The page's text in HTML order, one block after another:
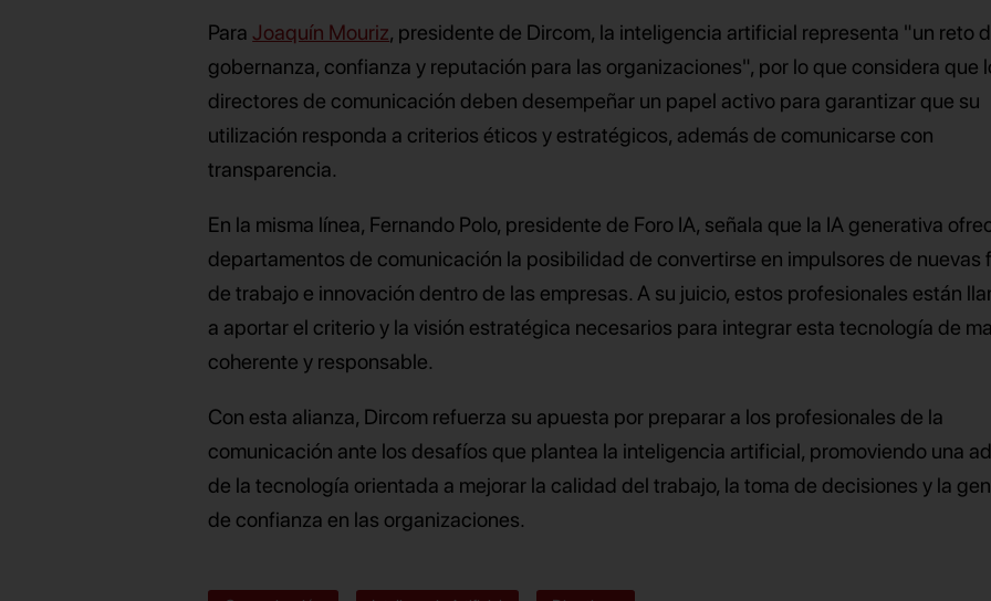
Para Joaquín Mouriz, presidente de Dircom, la inteligencia artificial representa "un reto
gobernanza, confianza y reputación para las organizaciones", por lo que considera que
directores de comunicación deben desempeñar un papel activo para garantizar que su
utilización responda a criterios éticos y estratégicos, además de comunicarse con
transparencia.
En la misma línea, Fernando Polo, presidente de Foro IA, señala que la IA generativa
departamentos de comunicación la posibilidad de convertirse en impulsores de nuevas
de trabajo e innovación dentro de las empresas. A su juicio, estos profesionales están
a aportar el criterio y la visión estratégica necesarios para integrar esta tecnología de
coherente y responsable.
Con esta alianza, Dircom refuerza su apuesta por preparar a los profesionales de la
comunicación ante los desafíos que plantea la inteligencia artificial, promoviendo una
de la tecnología orientada a mejorar la calidad del trabajo, la toma de decisiones y la
de confianza en las organizaciones.